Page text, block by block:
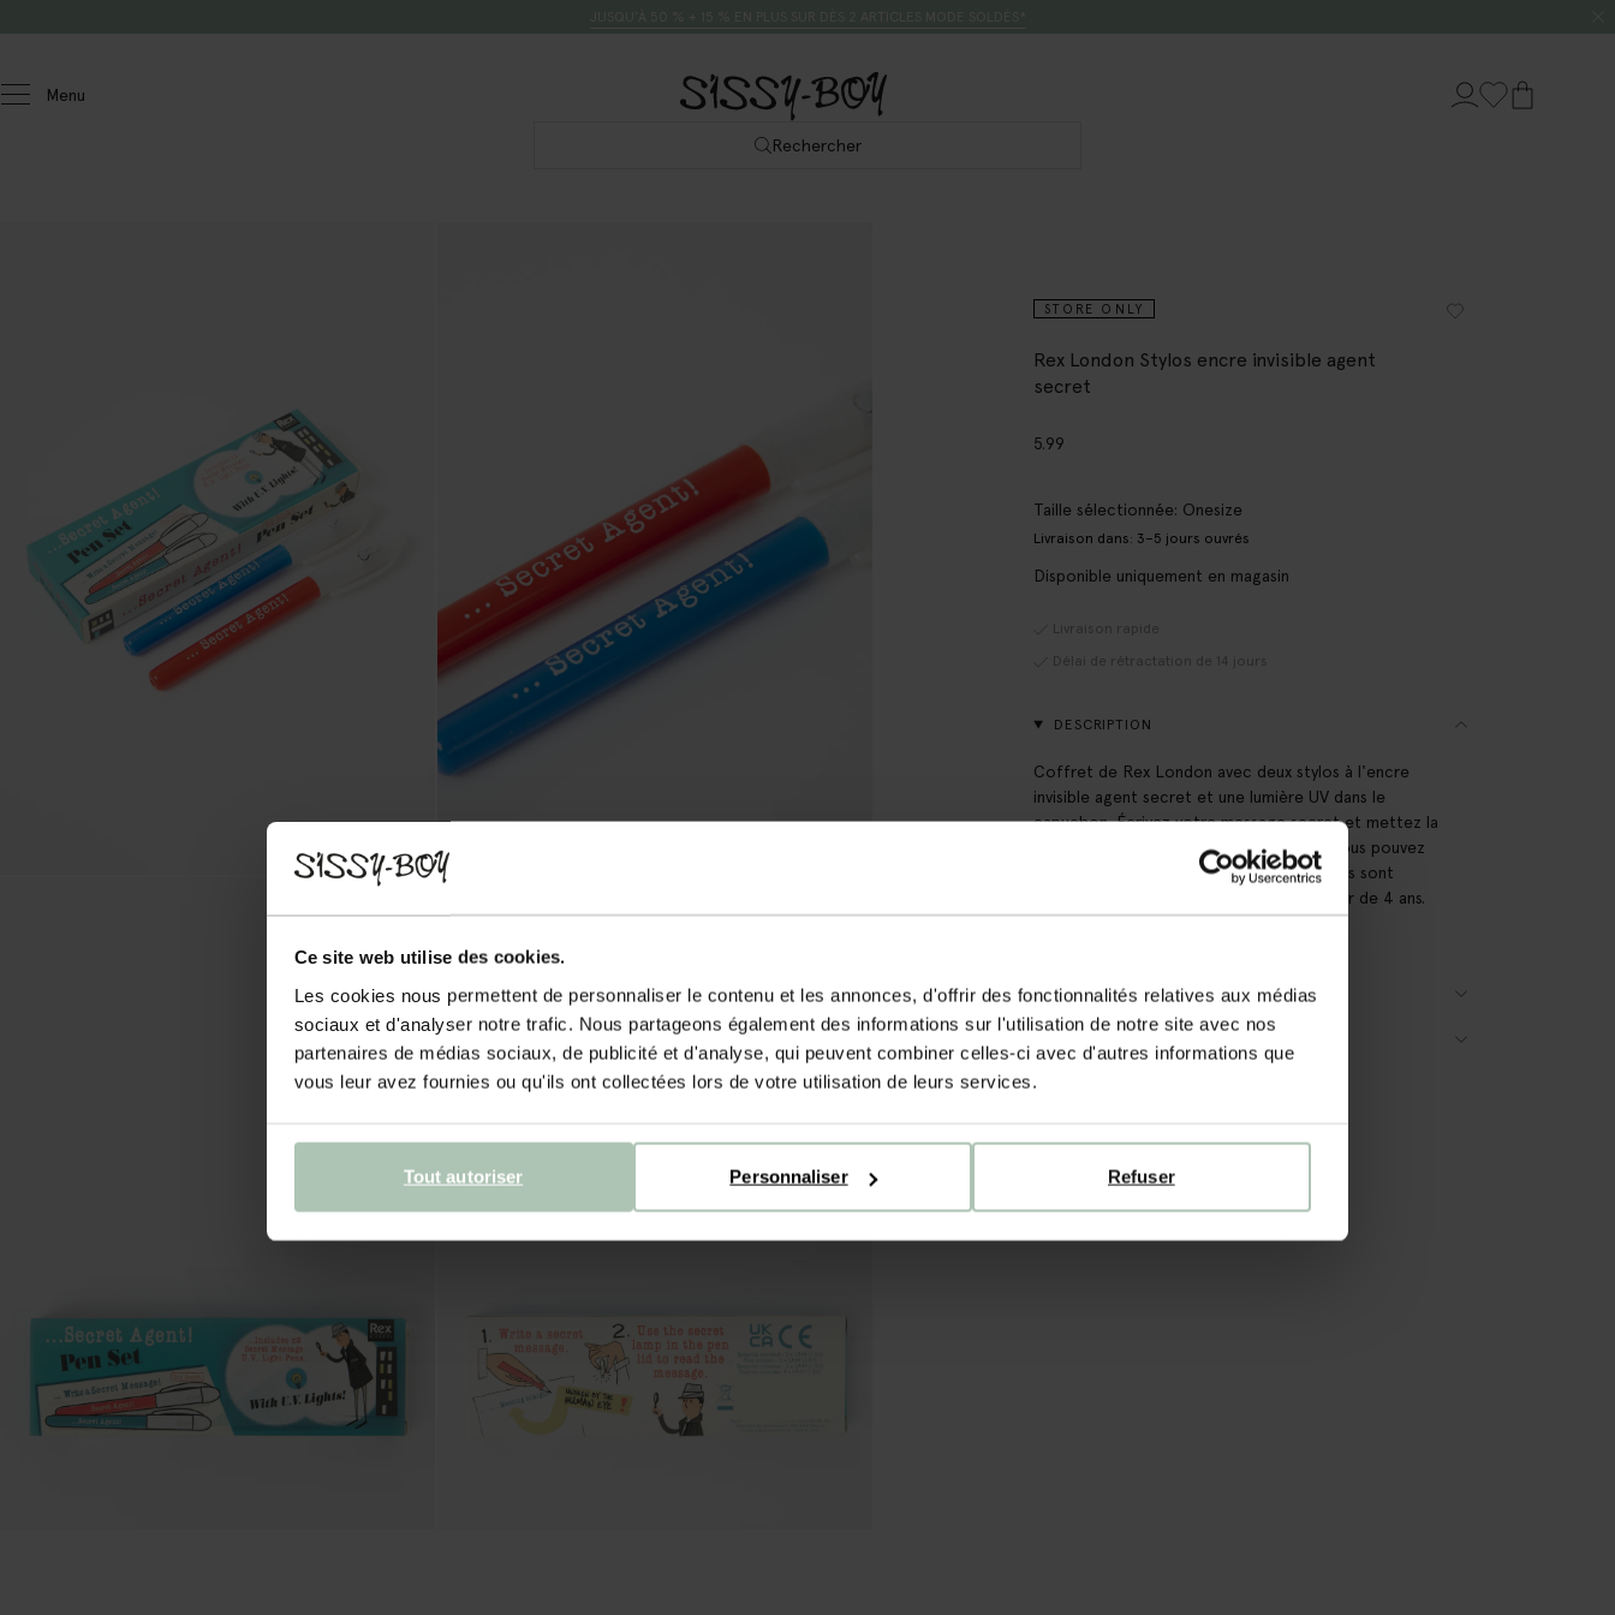
Ce site web utilise des cookies.
Les cookies nous permettent de personnaliser le contenu et les annonces, d'offrir des fonctionnalités relatives aux médias
sociaux et d'analyser notre trafic. Nous partageons également des informations sur l'utilisation de notre site avec nos
partenaires de médias sociaux, de publicité et d'analyse, qui peuvent combiner celles-ci avec d'autres informations que
vous leur avez fournies ou qu'ils ont collectées lors de votre utilisation de leurs services.
Refuser
Personnaliser
Tout autoriser
Menu
Rechercher
STORE ONLY
Rex London Stylos encre invisible agent
secret
5.99
Taille sélectionnée: Onesize
Livraison dans: 3–5 jours ouvrés
Disponible uniquement en magasin
Livraison rapide
Délai de rétractation de 14 jours
DESCRIPTION
Coffret de Rex London avec deux stylos à l'encre
invisible agent secret et une lumière UV dans le
capuchon. Écrivez votre message secret et mettez la
lumière sur le texte pour pouvoir le lire. Vous pouvez
ainsi communiquer discrètement ! Les piles sont
fournies. Convient pour les enfants à partir de 4 ans.
Dimensions boîte : 5x16x2 cm.
DÉTAILS DU PRODUIT